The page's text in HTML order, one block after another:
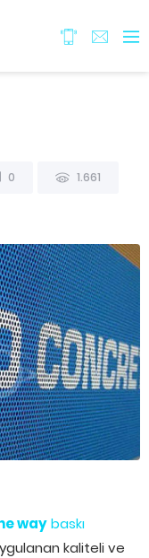
0 1.661
waybaskı
kaliteli ve